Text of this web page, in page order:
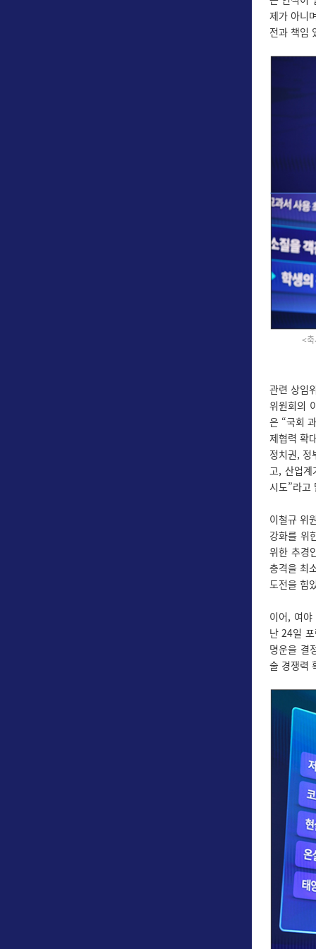
제가 아니
전과 책임
<
관련 상임
위원회의
은 “국회
제협력 확
정치권, 정
고, 산업계
시도”라고
이철규 위
강화를 위
위한 추경
충격을 최
도전을 힘
이어, 여
난 24일
명운을 결
술 경쟁력